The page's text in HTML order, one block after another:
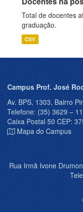
Total de docentes
graduação.
CSV
Campus Prof. José
Av. BPS, 1303, Bairro
Telefone: (35) 3629 –
Caixa Postal 50 CEP:
Mapa do Campus
Rua Irmã Ivone